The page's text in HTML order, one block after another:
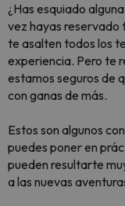
¿Has esquiado
vez hayas reservado
te asalten todos los
experiencia. Pero te
estamos seguros de
con ganas de más.
Estos son algunos
puedes poner en
pueden resultarte
a las nuevas